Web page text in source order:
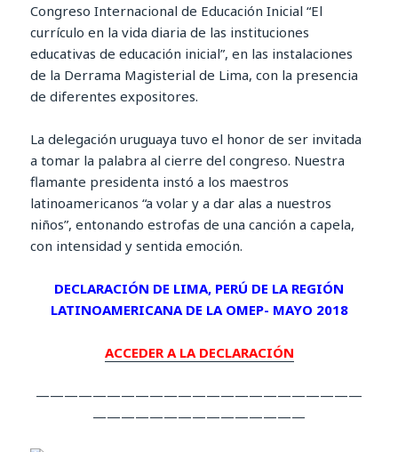
Congreso Internacional de Educación Inicial “El
currículo en la vida diaria de las instituciones
educativas de educación inicial”, en las instalaciones
de la Derrama Magisterial de Lima, con la presencia
de diferentes expositores.
La delegación uruguaya tuvo el honor de ser invitada
a tomar la palabra al cierre del congreso. Nuestra
flamante presidenta instó a los maestros
latinoamericanos “a volar y a dar alas a nuestros
niños”, entonando estrofas de una canción a capela,
con intensidad y sentida emoción.
DECLARACIÓN DE LIMA, PERÚ DE LA REGIÓN
LATINOAMERICANA DE LA OMEP- MAYO 2018
ACCEDER A LA DECLARACIÓN
———————————————————————
———————————————